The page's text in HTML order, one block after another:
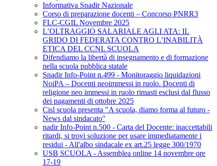
Informativa Snadir Nazionale
Corso di preparazione docenti – Concorso PNRR3
FLC-CGIL Novembre 2025
L’OLTRAGGIO SALARIALE AGLI ATA: IL
GRIDO DI FEDERATA CONTRO L’INABILITÀ
ETICA DEL CCNL SCUOLA
Difendiamo la libertà di insegnamento e di formazione
nella scuola pubblica statale
Snadir Info-Point n.499 - Monitoraggio liquidazioni
NoiPA – Docenti neoimmessi in ruolo. Docenti di
religione neo immessi in ruolo rimasti esclusi dal flusso
dei pagamenti di ottobre 2025
Cisl scuola presenta "A scuola, diamo forma al futuro -
News dal sindacato"
nadir Info-Point n.500 - Carta del Docente: inaccettabili
ritardi, si trovi soluzione per usare immediatamente i
residui - All'albo sindacale ex art.25 legge 300/1970
USB SCUOLA - Assemblea online 14 novembre ore
17-19